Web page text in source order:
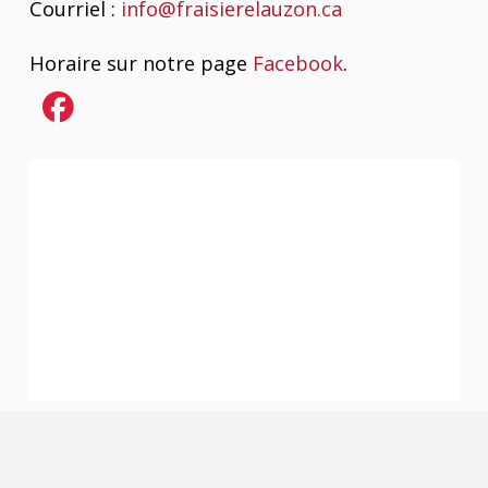
Courriel : info@fraisierelauzon.ca
Horaire sur notre page Facebook.